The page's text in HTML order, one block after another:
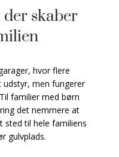
skaber
hvor flere
udstyr, men fungerer
familier med børn
det nemmere at
sted til hele familiens
gulvplads.